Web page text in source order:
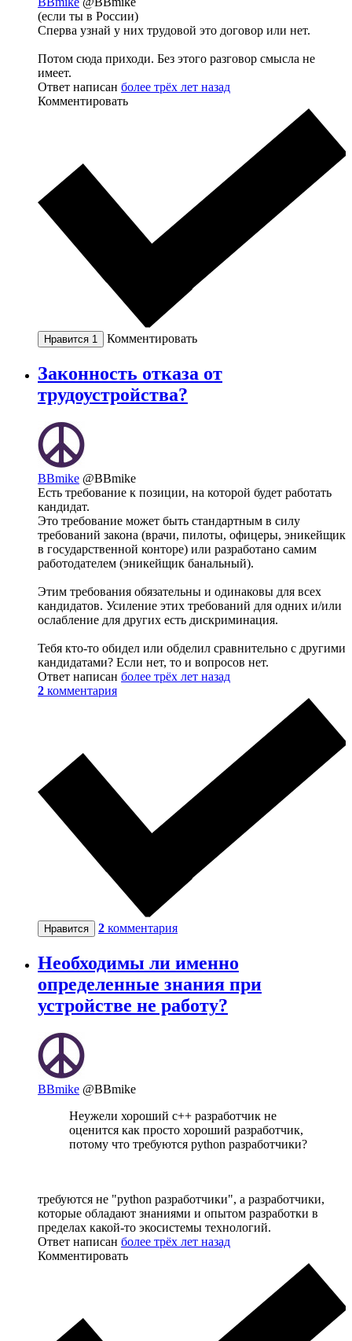
(если ты в России)
Сперва узнай у них трудовой это договор или нет.
Потом сюда приходи. Без этого разговор смысла не
имеет.
Ответ написан более трёх лет назад
Комментировать
Нравится 1 Комментировать
Законность отказа от
трудоустройства?
BBmike @BBmike
Есть требование к позиции, на которой будет работать
кандидат.
Это требование может быть стандартным в силу
требований закона (врачи, пилоты, офицеры, эникейщик
в государственной конторе) или разработано самим
работодателем (эникейщик банальный).
Этим требования обязательны и одинаковы для всех
кандидатов. Усиление этих требований для одних и/или
ослабление для других есть дискриминация.
Тебя кто-то обидел или обделил сравнительно с другими
кандидатами? Если нет, то и вопросов нет.
Ответ написан более трёх лет назад
2 комментария
Нравится 2 комментария
Необходимы ли именно
определенные знания при
устройстве не работу?
BBmike @BBmike
Неужели хороший c++ разработчик не
оценится как просто хороший разработчик,
потому что требуются python разработчики?
требуются не "python разработчики", а разработчики,
которые обладают знаниями и опытом разработки в
пределах какой-то экосистемы технологий.
Ответ написан более трёх лет назад
Комментировать